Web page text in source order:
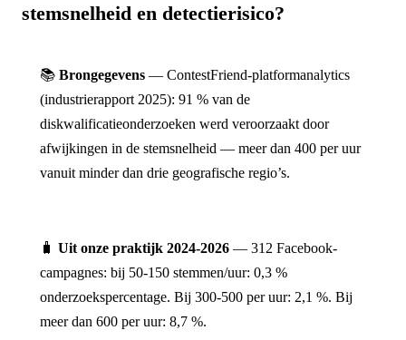
stemsnelheid en detectierisico?
📚 Brongegevens — ContestFriend-platformanalytics
(industrie­rapport 2025): 91 % van de
diskwalificatieonderzoeken werd veroorzaakt door
afwijkingen in de stemsnelheid — meer dan 400 per uur
vanuit minder dan drie geografische regio’s.
🧳 Uit onze praktijk 2024-2026 — 312 Facebook-
campagnes: bij 50-150 stemmen/uur: 0,3 %
onderzoekspercentage. Bij 300-500 per uur: 2,1 %. Bij
meer dan 600 per uur: 8,7 %.